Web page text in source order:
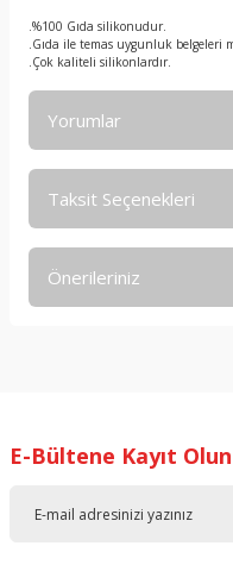
.%100 Gıda silikonudur.
.Gıda ile temas uygunluk belgeleri
.Çok kaliteli silikonlardır.
Yorumlar
Taksit Seçenekleri
Önerileriniz
Ürün resmi kalitesiz,
E-Bültene Kayıt Olun